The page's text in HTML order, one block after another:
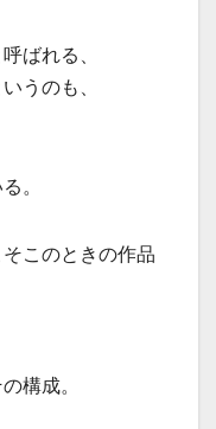
ばれる、
うのも、
。
このときの作品
構成。